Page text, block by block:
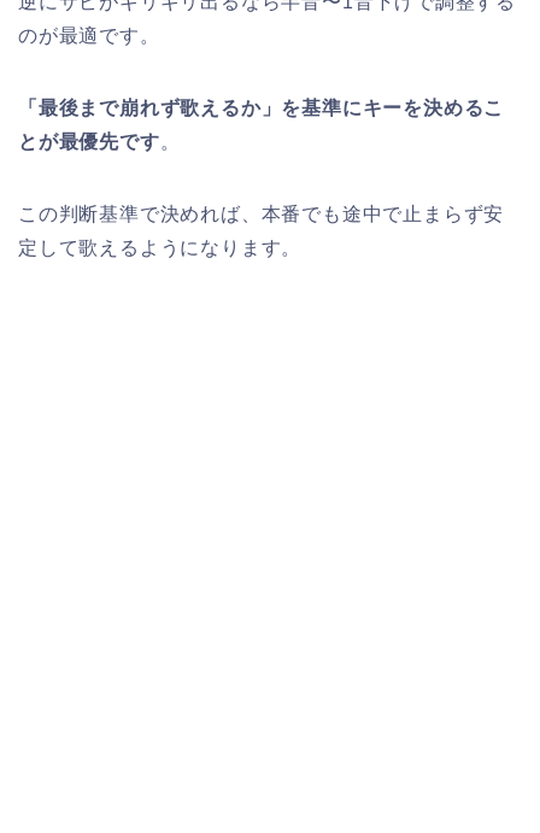
のが最適です。
「最後まで崩れず歌えるか」を基準にキーを決めるこ
とが最優先です。
この判断基準で決めれば、本番でも途中で止まらず安
定して歌えるようになります。